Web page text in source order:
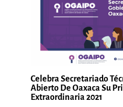
Celebra Secretariado
Abierto De Oaxaca Su
Extraordinaria 2021